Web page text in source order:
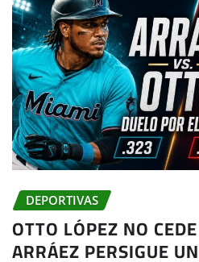
DEPORTIVAS
OTTO LÓPEZ NO
ARRÁEZ PERSIGUE